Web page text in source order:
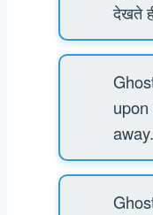
देखते
away.